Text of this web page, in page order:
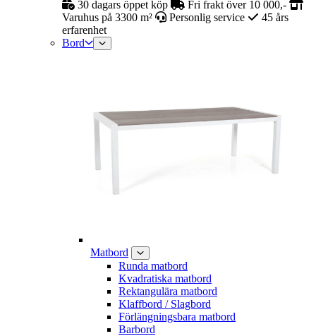
30 dagars öppet köp
Fri frakt över 10 000,-
Varuhus på 3300 m²
Personlig service
45 års
erfarenhet
Bord
Matbord
Runda matbord
Kvadratiska matbord
Rektangulära matbord
Klaffbord / Slagbord
Förlängningsbara matbord
Barbord